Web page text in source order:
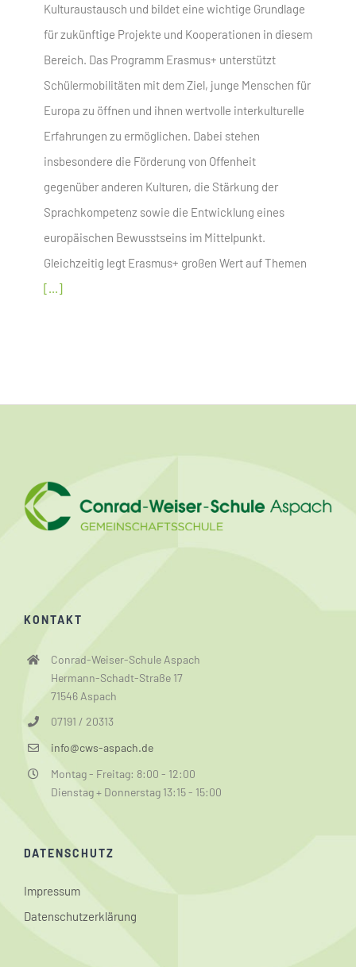
Kulturaustausch und bildet eine wichtige Grundlage
für zukünftige Projekte und Kooperationen in diesem
Bereich. Das Programm Erasmus+ unterstützt
Schülermobilitäten mit dem Ziel, junge Menschen für
Europa zu öffnen und ihnen wertvolle interkulturelle
Erfahrungen zu ermöglichen. Dabei stehen
insbesondere die Förderung von Offenheit
gegenüber anderen Kulturen, die Stärkung der
Sprachkompetenz sowie die Entwicklung eines
europäischen Bewusstseins im Mittelpunkt.
Gleichzeitig legt Erasmus+ großen Wert auf Themen
[...]
KONTAKT
Conrad-Weiser-Schule Aspach
Hermann-Schadt-Straße 17
71546 Aspach
07191 / 20313
info@cws-aspach.de
Montag - Freitag: 8:00 - 12:00
Dienstag + Donnerstag 13:15 - 15:00
DATENSCHUTZ
Impressum
Datenschutzerklärung